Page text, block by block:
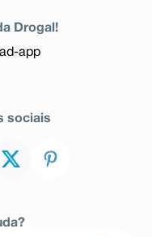
Drogal!
sociais